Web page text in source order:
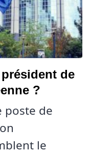
de
?
poste de
le